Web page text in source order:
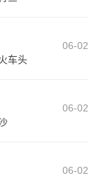
06-02
车头
06-02
06-02